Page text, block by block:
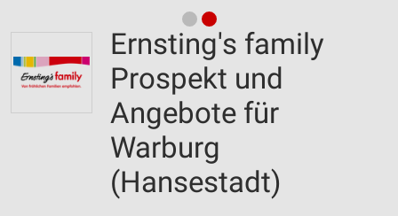
Ernsting's family
Prospekt und
Angebote für
Warburg
(Hansestadt)